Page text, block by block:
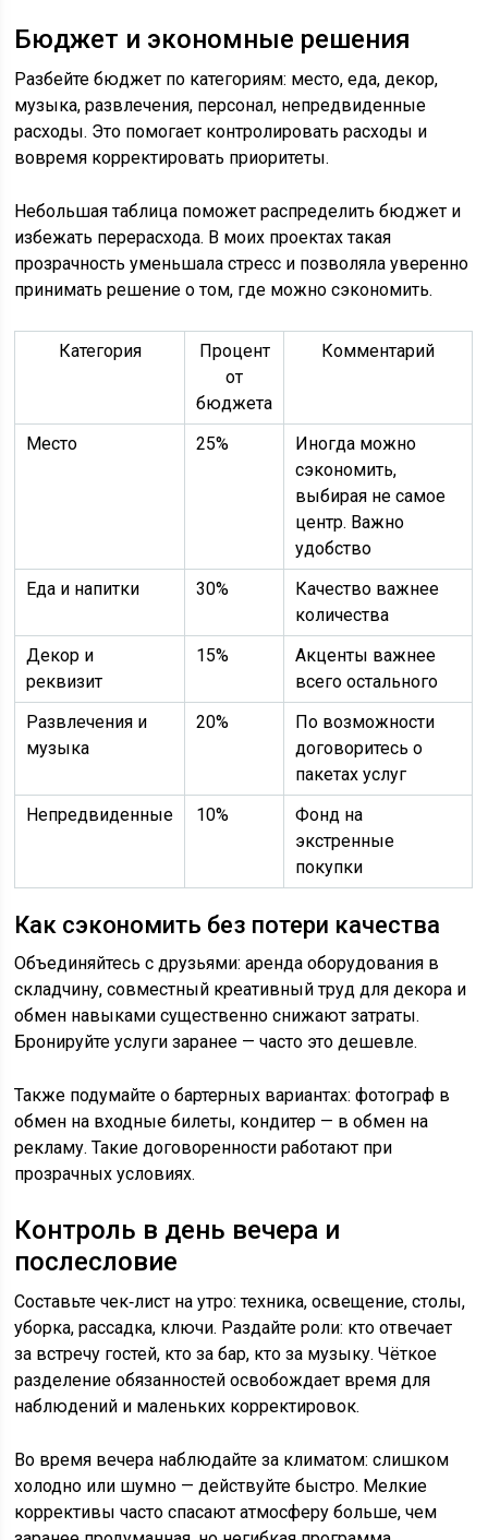
Бюджет и экономные решения
Разбейте бюджет по категориям: место, еда, декор,
музыка, развлечения, персонал, непредвиденные
расходы. Это помогает контролировать расходы и
вовремя корректировать приоритеты.
Небольшая таблица поможет распределить бюджет и
избежать перерасхода. В моих проектах такая
прозрачность уменьшала стресс и позволяла уверенно
принимать решение о том, где можно сэкономить.
Категория
Процент
от
бюджета
Комментарий
Место 25%
Иногда можно
сэкономить,
выбирая не самое
центр. Важно
удобство
Еда и напитки
30%
Качество важнее
количества
Декор и
реквизит
15%
Акценты важнее
всего остального
Развлечения и
музыка
20%
По возможности
договоритесь о
пакетах услуг
Непредвиденные
10%
Фонд на
экстренные
покупки
Как сэкономить без потери качества
Объединяйтесь с друзьями: аренда оборудования в
складчину, совместный креативный труд для декора и
обмен навыками существенно снижают затраты.
Бронируйте услуги заранее — часто это дешевле.
Также подумайте о бартерных вариантах: фотограф в
обмен на входные билеты, кондитер — в обмен на
рекламу. Такие договоренности работают при
прозрачных условиях.
Контроль в день вечера и
послесловие
Составьте чек‑лист на утро: техника, освещение, столы,
уборка, рассадка, ключи. Раздайте роли: кто отвечает
за встречу гостей, кто за бар, кто за музыку. Чёткое
разделение обязанностей освобождает время для
наблюдений и маленьких корректировок.
Во время вечера наблюдайте за климатом: слишком
холодно или шумно — действуйте быстро. Мелкие
коррективы часто спасают атмосферу больше, чем